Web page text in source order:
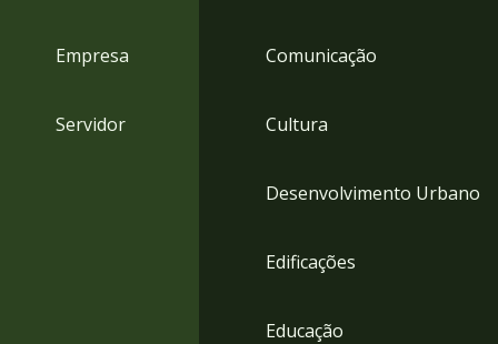
Empresa
Servidor
Comunicação
Cultura
Desenvolvimento Urbano
Edificações
Educação